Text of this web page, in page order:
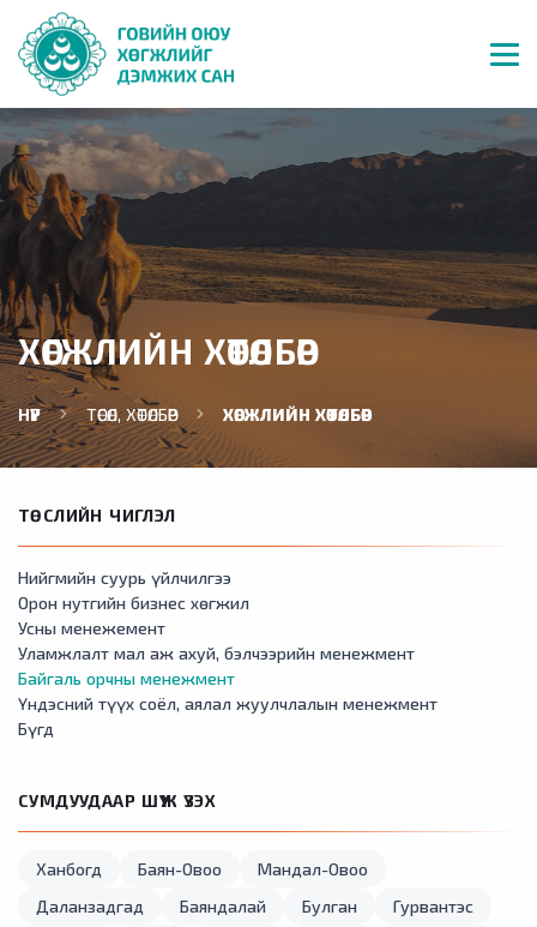
ХӨГЖЛИЙН ХӨТӨЛБӨР
НҮҮР ТӨСӨЛ, ХӨТӨЛБӨР ХӨГЖЛИЙН ХӨТӨЛБӨР
ТӨСЛИЙН ЧИГЛЭЛ
Нийгмийн суурь үйлчилгээ
Орон нутгийн бизнес хөгжил
Усны менежемент
Уламжлалт мал аж ахуй, бэлчээрийн менежмент
Байгаль орчны менежмент
Үндэсний түүх соёл, аялал жуулчлалын менежмент
Бүгд
СУМДУУДААР ШҮҮЖ ҮЗЭХ
Ханбогд Баян-Овоо
Мандал-Овоо
Даланзадгад
Баяндалай Булган
Гурвантэс